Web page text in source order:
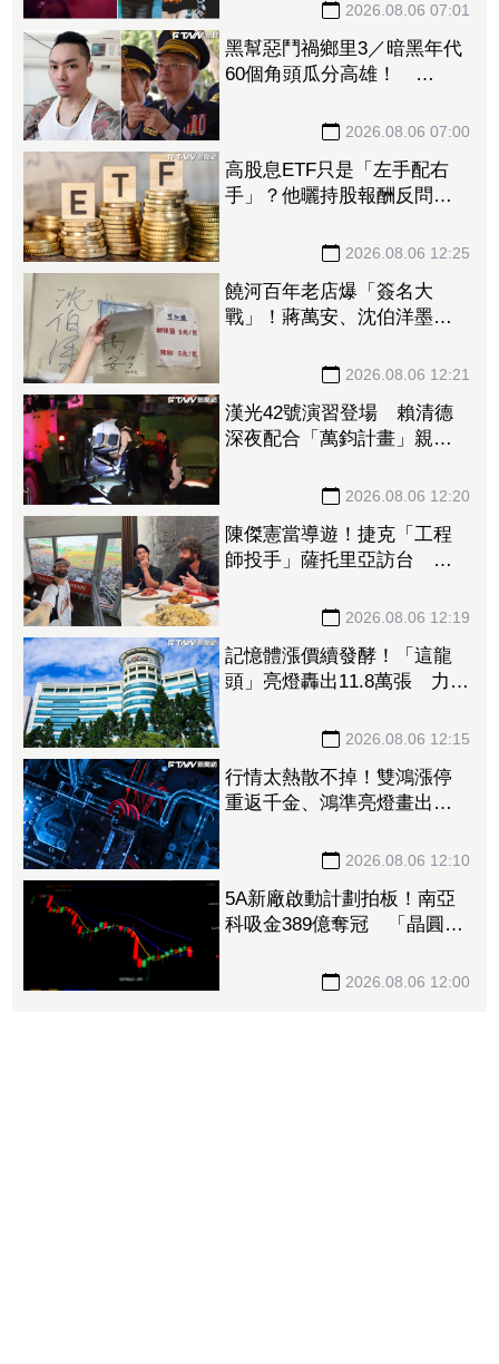
2026.08.06 07:01
黑幫惡鬥禍鄉里3／暗黑年代
60個角頭瓜分高雄！
局長南下逮人 2026.08.06 07:00
高股息ETF只是「左手配右
手」？他曬持股報酬反問
2026.08.06 12:25
饒河百年老店爆「簽名大
戰」！蔣萬安、沈伯洋墨跡
2026.08.06 12:21
漢光42號演習登場 賴清德
深夜配合「萬鈞計畫」親搭
2026.08.06 12:20
陳傑憲當導遊！捷克「工程
師投手」薩托里亞訪台 曬
2026.08.06 12:19
記憶體漲價續發酵！「這龍
頭」亮燈轟出11.8萬張 力積
2026.08.06 12:15
行情太熱散不掉！雙鴻漲停
重返千金、鴻準亮燈畫出大
族群全面啟動 2026.08.06 12:10
5A新廠啟動計劃拍板！南亞
科吸金389億奪冠 「晶圓代
2026.08.06 12:00